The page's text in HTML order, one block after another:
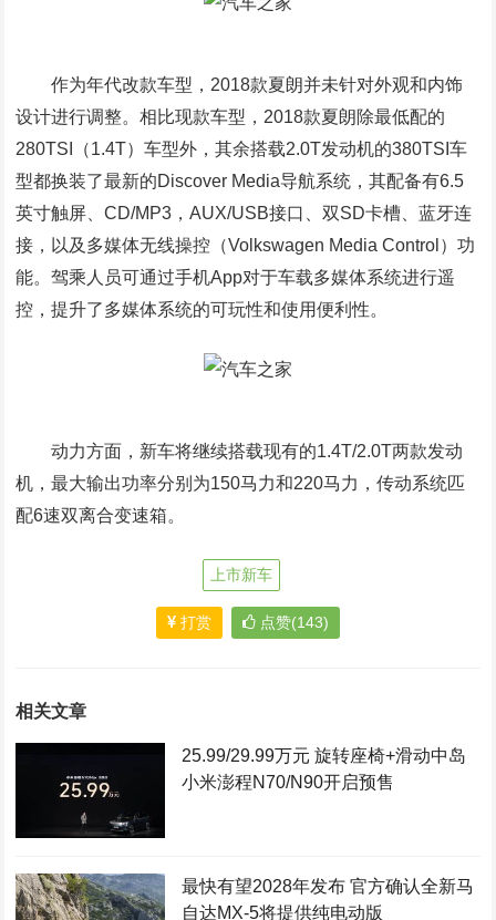
作为年代改款车型，2018款夏朗并未针对外观和内饰
设计进行调整。相比现款车型，2018款夏朗除最低配的
280TSI（1.4T）车型外，其余搭载2.0T发动机的380TSI车
型都换装了最新的Discover Media导航系统，其配备有6.5
英寸触屏、CD/MP3，AUX/USB接口、双SD卡槽、蓝牙连
接，以及多媒体无线操控（Volkswagen Media Control）功
能。驾乘人员可通过手机App对于车载多媒体系统进行遥
控，提升了多媒体系统的可玩性和使用便利性。
动力方面，新车将继续搭载现有的1.4T/2.0T两款发动
机，最大输出功率分别为150马力和220马力，传动系统匹
配6速双离合变速箱。
上市新车
打赏 点赞(143)
相关文章
25.99/29.99万元 旋转座椅+滑动中岛
小米澎程N70/N90开启预售
最快有望2028年发布 官方确认全新马
自达MX-5将提供纯电动版